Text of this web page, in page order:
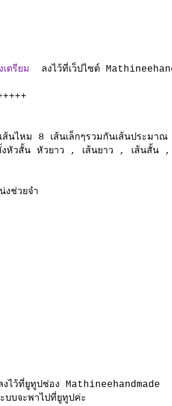
ตรียม ลงไว้ที่เว็ปไซต์
นไหม 8 เส้นเล็กๆรวมกันเส้นประม
หัวสั้น หัวยาว , เส้นยาว , เส้นสั้น ,
ช่วยจำ
ไว้ที่ยูทูปช่อง Mathineehandmade
บจะพาไปที่ยูทูปค่ะ